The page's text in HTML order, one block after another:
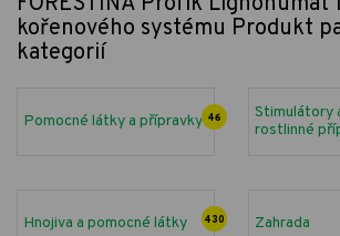
kořenového systému Produkt
kategorií
Pomocné látky a přípravky 46
Stimulátory
rostlinné
Hnojiva a pomocné látky 430 Zahrada